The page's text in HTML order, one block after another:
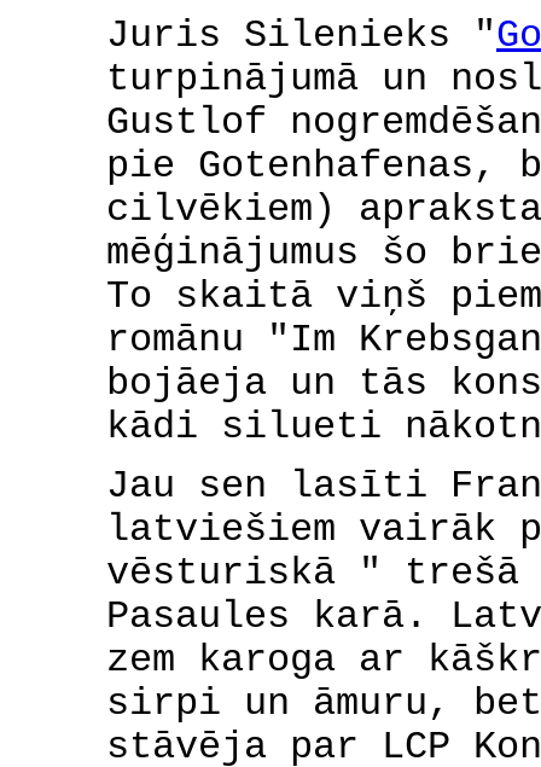
Juris Silenieks "
turpinājumā un
Gustlof
pie Gotenhafenas,
cilvēkiem)
mēģinājumus šo
To skaitā viņš
romānu "Im
bojāeja un tās
kādi silueti
Jau sen lasīti
latviešiem vairāk
vēsturiskā " trešā
Pasaules karā.
zem karoga ar
sirpi un āmuru,
stāvēja par LCP